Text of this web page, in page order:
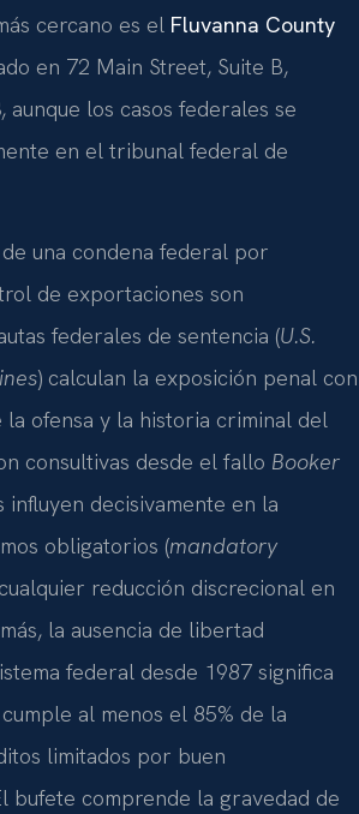
cercano es el Fluvanna County
en 72 Main Street, Suite B,
aunque los casos federales se
en el tribunal federal de
de una condena federal por
de exportaciones son
federales de sentencia (U.S.
) calculan la exposición penal con
la ofensa y la historia criminal del
consultivas desde el fallo Booker
influyen decisivamente en la
obligatorios (mandatory
reducción discrecional en
la ausencia de libertad
federal desde 1987 significa
al menos el 85% de la
limitados por buen
bufete comprende la gravedad de